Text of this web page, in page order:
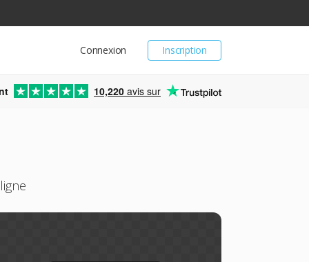
Inscription
Connexion
10,220 avis sur